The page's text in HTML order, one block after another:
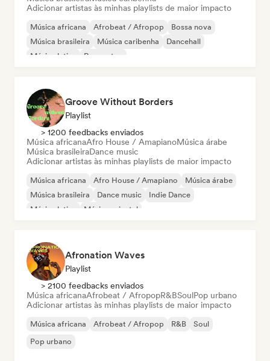
Adicionar artistas às minhas playlists de maior impacto
Música africana Afrobeat / Afropop
Bossa nova
Música brasileira
Música caribenha
Dancehall
Música latina
Reggaeton
Groove Without Borders
Playlist
> 1200 feedbacks enviados
Música africanaAfro House / AmapianoMúsica árabe
Música brasileiraDance music
Adicionar artistas às minhas playlists de maior impacto
Música africana Afro House / Amapiano
Música árabe
Música brasileira
Dance music
Indie Dance
Música latina
Música oriental
Afronation Waves
Playlist
> 2100 feedbacks enviados
Música africanaAfrobeat / AfropopR&BSoulPop urbano
Adicionar artistas às minhas playlists de maior impacto
Música africana Afrobeat / Afropop R&B
Soul
Pop urbano